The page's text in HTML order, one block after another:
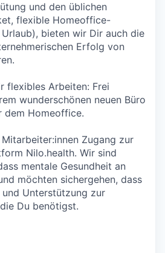
und den üblichen
flexible Homeoffice-
bieten wir Dir auch die
Erfolg von
flexibles Arbeiten: Frei
wunderschönen neuen Büro
dem Homeoffice.
Zugang zur
Nilo.health. Wir sind
mentale Gesundheit an
möchten sichergehen, dass
und Unterstützung zur
Du benötigst.